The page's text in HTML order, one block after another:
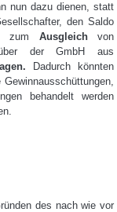
nun dazu dienen, statt
den Saldo
zum Ausgleichvon
der GmbH aus
Dadurch könnten
behandelt werden
des nach wie vor